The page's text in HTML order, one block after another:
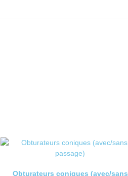
Obturateurs coniques (avec/sans